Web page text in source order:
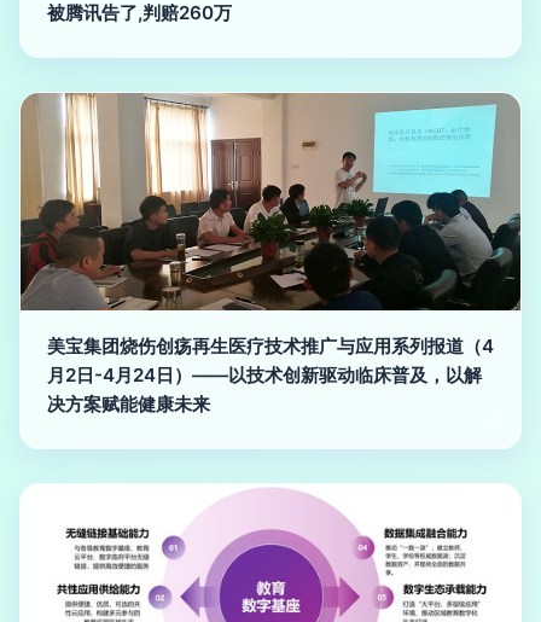
被腾讯告了,判赔260万
美宝集团烧伤创疡再生医疗技术推广与应用系列报道（4
月2日-4月24日）——以技术创新驱动临床普及，以解
决方案赋能健康未来